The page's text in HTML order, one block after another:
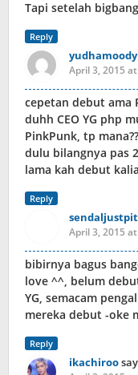
Tapi setelah
Reply
yudhamoody
April 3, 2015
cepetan debut ama
duhh CEO YG php
PinkPunk, tp mana??
dulu bilangnya pas
lama kah debut
Reply
sendaljustpit
April 3, 2015
bibirnya bagus
love ^^, belum
YG, semacam
mereka debut -oke
Reply
ikachiroo